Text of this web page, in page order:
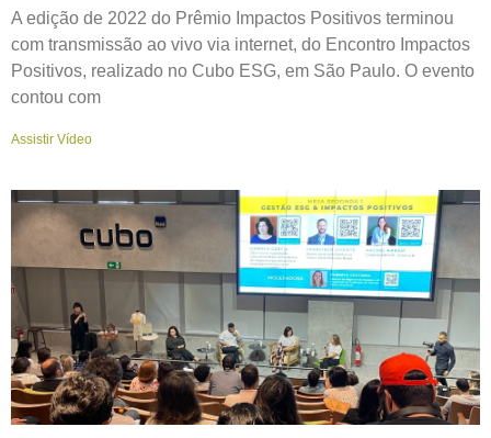
A edição de 2022 do Prêmio Impactos Positivos terminou
com transmissão ao vivo via internet, do Encontro Impactos
Positivos, realizado no Cubo ESG, em São Paulo. O evento
contou com
Assistir Vídeo